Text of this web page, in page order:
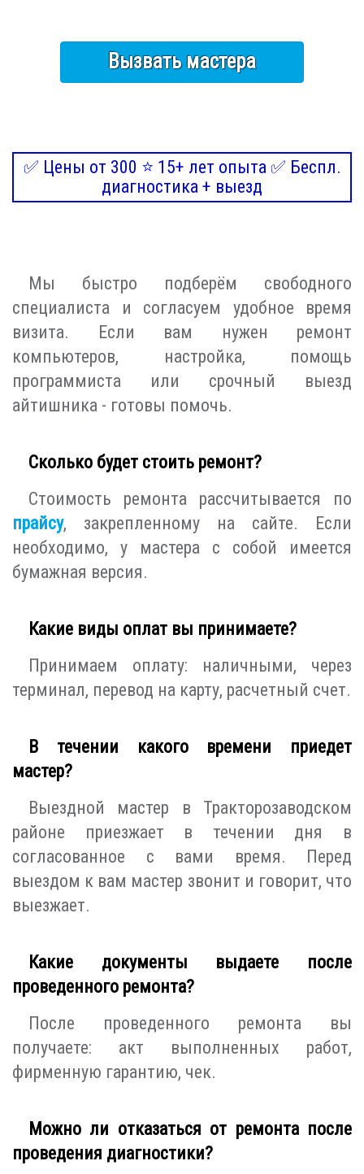
Вызвать мастера
✅ Цены от 300 ⭐ 15+ лет опыта ✅ Беспл.
диагностика + выезд
Мы быстро подберём свободного
специалиста и согласуем удобное время
визита. Если вам нужен ремонт
компьютеров, настройка, помощь
программиста или срочный выезд
айтишника - готовы помочь.
Сколько будет стоить ремонт?
Стоимость ремонта рассчитывается по
прайсу, закрепленному на сайте. Если
необходимо, у мастера с собой имеется
бумажная версия.
Какие виды оплат вы принимаете?
Принимаем оплату: наличными, через
терминал, перевод на карту, расчетный счет.
В течении какого времени приедет
мастер?
Выездной мастер в Тракторозаводском
районе приезжает в течении дня в
согласованное с вами время. Перед
выездом к вам мастер звонит и говорит, что
выезжает.
Какие документы выдаете после
проведенного ремонта?
После проведенного ремонта вы
получаете: акт выполненных работ,
фирменную гарантию, чек.
Можно ли отказаться от ремонта после
проведения диагностики?